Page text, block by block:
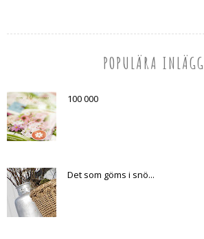
POPULÄRA INLÄGG
100 000
Det som göms i snö...